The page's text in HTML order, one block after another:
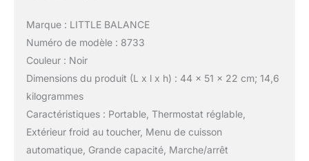
Marque : LITTLE BALANCE
Numéro de modèle : 8733
Couleur : Noir
Dimensions du produit (L x l x h) : 44 x 51 x 22 cm; 14,6
kilogrammes
Caractéristiques : Portable, Thermostat réglable,
Extérieur froid au toucher, Menu de cuisson
automatique, Grande capacité, Marche/arrêt